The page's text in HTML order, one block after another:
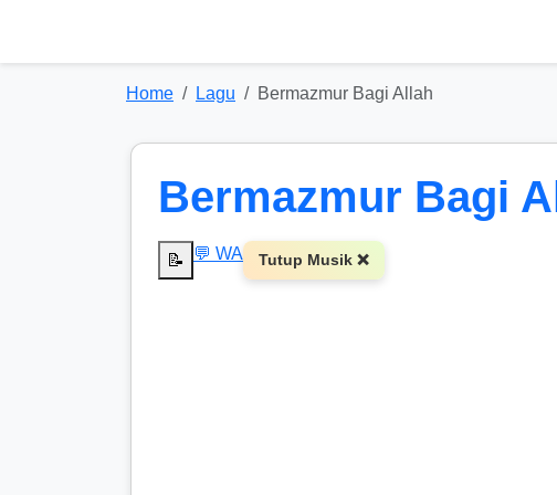
Home Lagu Bermazmur Bagi Allah
Bermazmur Bagi
📝 💬 WA Tutup Musik ❌